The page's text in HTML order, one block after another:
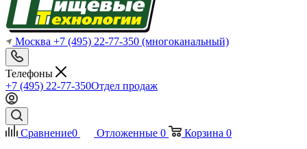
Москва +7 (495) 22-77-350 (многоканальный)
Телефоны
+7 (495) 22-77-350Отдел продаж
Сравнение0 Отложенные 0 Корзина 0